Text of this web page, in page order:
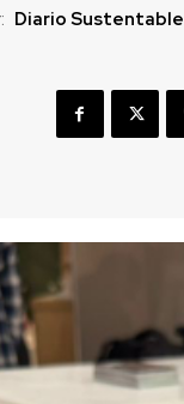
Diario Sustentable